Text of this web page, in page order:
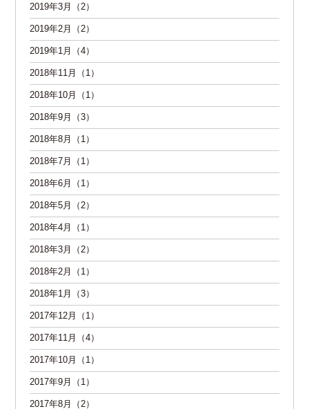
2019年3月（2）
2019年2月（2）
2019年1月（4）
2018年11月（1）
2018年10月（1）
2018年9月（3）
2018年8月（1）
2018年7月（1）
2018年6月（1）
2018年5月（2）
2018年4月（1）
2018年3月（2）
2018年2月（1）
2018年1月（3）
2017年12月（1）
2017年11月（4）
2017年10月（1）
2017年9月（1）
2017年8月（2）